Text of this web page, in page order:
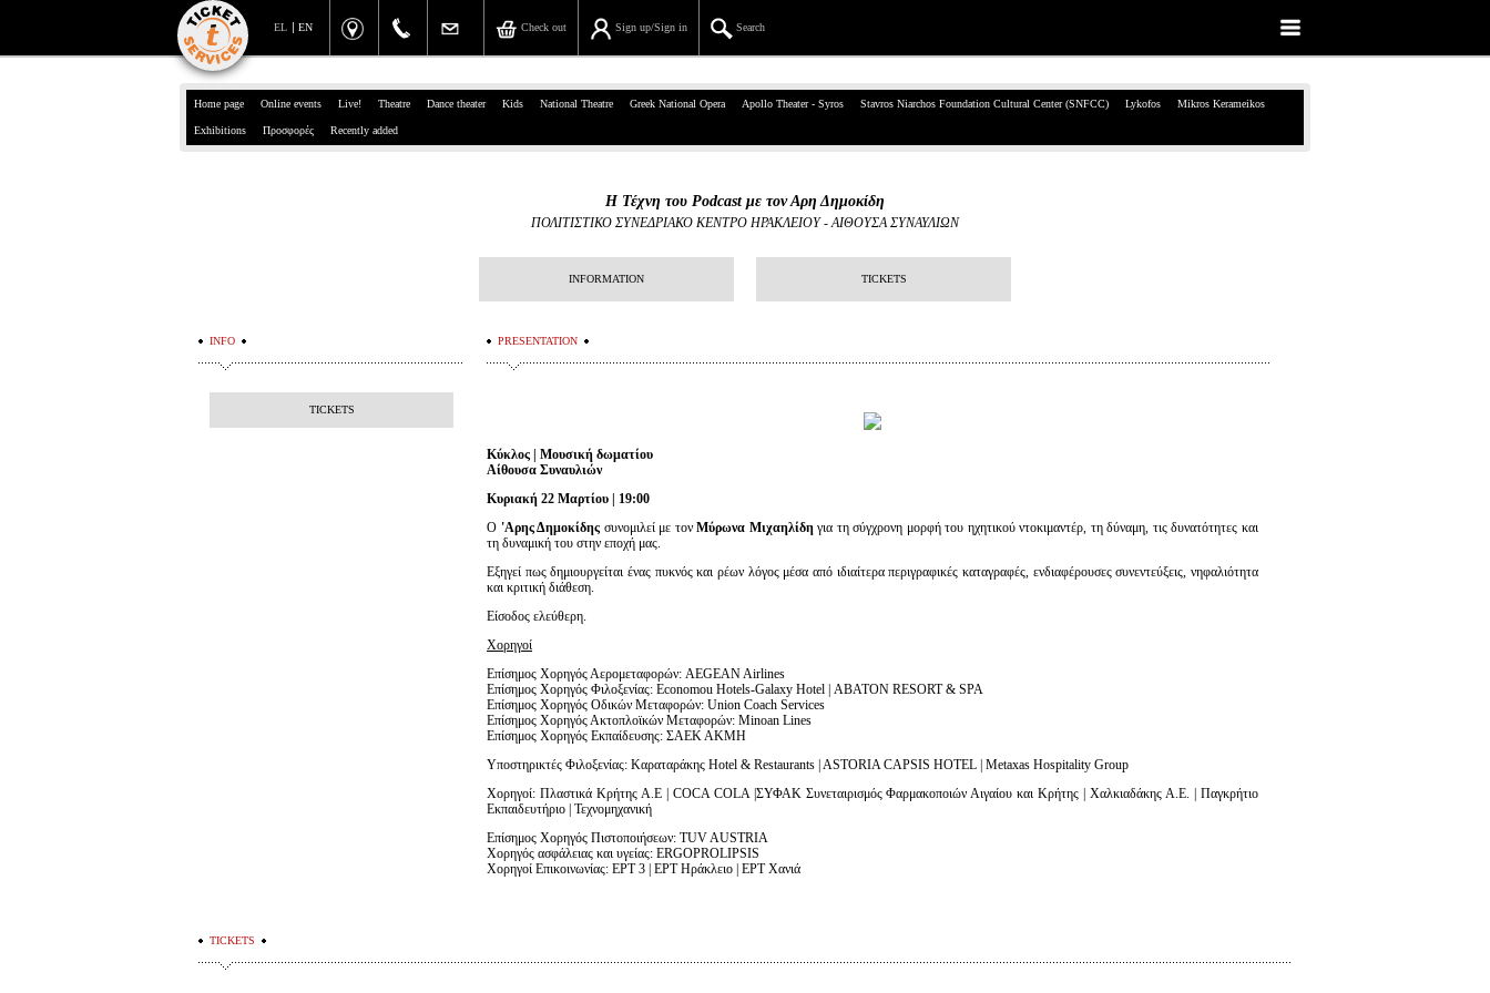
EN
EL Search
Sign up/Sign in
Check out
39, Panepistimiou Str, Athens
Search
Search your order
Home page Online events Live! Theatre Dance theater Kids National Theatre Greek National Opera Apollo Theater - Syros Stavros Niarchos Foundation Cultural Center (SNFCC) Lykofos Mikros Kerameikos
Exhibitions Προσφορές Recently added
Η Τέχνη του Podcast με τον Αρη Δημοκίδη
ΠΟΛΙΤΙΣΤΙΚΟ ΣΥΝΕΔΡΙΑΚΟ ΚΕΝΤΡΟ ΗΡΑΚΛΕΙΟΥ-ΑΙΘΟΥΣΑ ΣΥΝΑΥΛΙΩΝ
INFORMATION TICKETS
PRESENTATION
Κύκλος | Μουσική δωματίου
Αίθουσα Συναυλιών
Κυριακή 22 Μαρτίου | 19:00
Ο 'Aρης Δημοκίδης συνομιλεί με τονΜύρωνα Μιχαηλίδηγια τη σύγχρονη μορφή του ηχητικού ντοκιμαντέρ, τη δύναμη, τις δυνατότητες και
τη δυναμική του στην εποχή μας.
Εξηγεί πως δημιουργείται ένας πυκνός και ρέων λόγος μέσα από ιδιαίτερα περιγραφικές καταγραφές, ενδιαφέρουσες συνεντεύξεις, νηφαλιότητα
και κριτική διάθεση.
Είσοδος ελεύθερη.
Χορηγοί
Επίσημος Χορηγός Αερομεταφορών: AEGEAN Airlines
Επίσημος Χορηγός Φιλοξενίας: Economou Hotels-Galaxy Hotel | ΑΒΑΤΟΝ RESORT & SPA
Επίσημος Χορηγός Οδικών Μεταφορών: Union Coach Services
Επίσημος Χορηγός Ακτοπλοϊκών Μεταφορών: Minoan Lines
Επίσημος Χορηγός Εκπαίδευσης: ΣΑΕΚ ΑΚΜΗ
Υποστηρικτές Φιλοξενίας: Καραταράκης Hotel & Restaurants | ASTORIA CAPSIS HOTEL | Metaxas Hospitality Group
Χορηγοί: Πλαστικά Κρήτης Α.Ε | COCA COLA |ΣΥΦΑΚ Συνεταιρισμός Φαρμακοποιών Αιγαίου και Κρήτης | Χαλκιαδάκης Α.Ε. | Παγκρήτιο
Εκπαιδευτήριο | Τεχνομηχανική
Επίσημος Χορηγός Πιστοποιήσεων: TUV AUSTRIA
Χορηγός ασφάλειας και υγείας: ERGOPROLIPSIS
Χορηγοί Επικοινωνίας: ΕΡΤ 3 | ΕΡΤ Ηράκλειο | ΕΡΤ Χανιά
INFO
TICKETS
TICKETS